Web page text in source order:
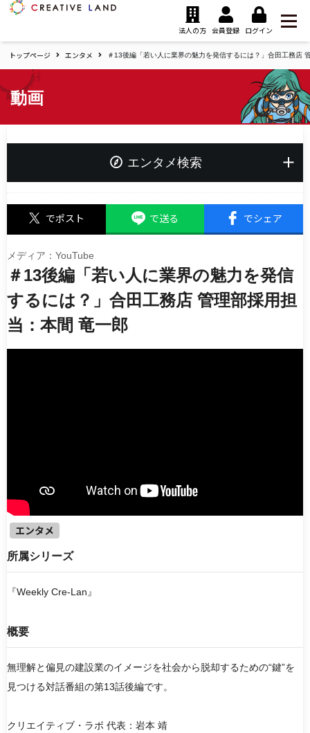
ク
エ
イ
テ
ィ
ブ
ド
法人の方 会員登録 ログイン
トップページ エンタメ ＃13後編「若い人に業界の魅力を発信するには？」合田工務店
動画
エンタメ検索
タグ
夢追い人応援プロジェクト
エンタメ
ドラマ・映画
企業紹介
製品・技術紹介
『Weekly Cre-Lan』
TOKYO MX『ももいろインフラーZ』
ウシワカ−日本のインフラを守る技能者たちの挑戦−
並び順
新着動画
検索
リセット
でポスト で送る でシェア
メディア：YouTube
＃13後編「若い人に業界の魅力を発信
するには？」合田工務店 管理部採用担
当：本間 竜一郎
エンタメ
所属シリーズ
『Weekly Cre-Lan』
概要
無理解と偏見の建設業のイメージを社会から脱却するための“鍵”を
見つける対話番組の第13話後編です。
クリエイティブ・ラボ 代表：岩本 靖